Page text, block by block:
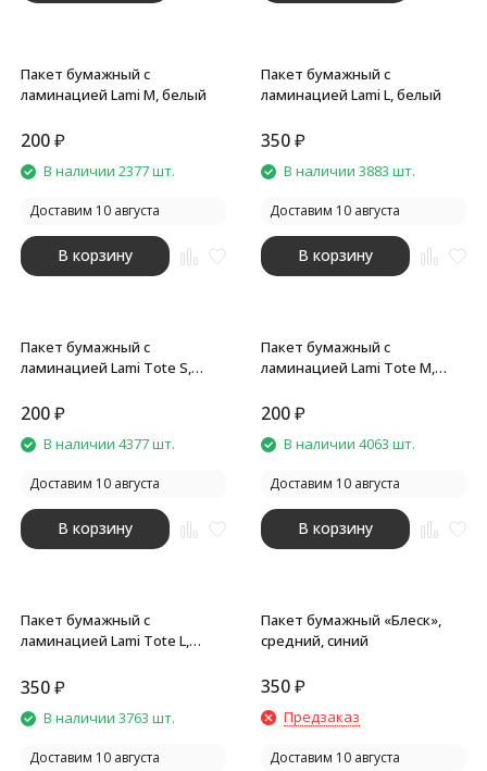
Пакет бумажный с
ламинацией Lami M, белый
200₽
В наличии 2377 шт.
Доставим 10 августа
В корзину
Пакет бумажный с
ламинацией Lami L, белый
350₽
В наличии 3883 шт.
Доставим 10 августа
В корзину
Пакет бумажный с
ламинацией Lami Tote S,
200₽
В наличии 4377 шт.
Доставим 10 августа
В корзину
Пакет бумажный с
ламинацией Lami Tote M,
200₽
В наличии 4063 шт.
Доставим 10 августа
В корзину
Пакет бумажный с
ламинацией Lami Tote L,
350₽
В наличии 3763 шт.
Доставим 10 августа
Пакет бумажный «Блеск»,
средний, синий
350₽
Предзаказ
Доставим 10 августа